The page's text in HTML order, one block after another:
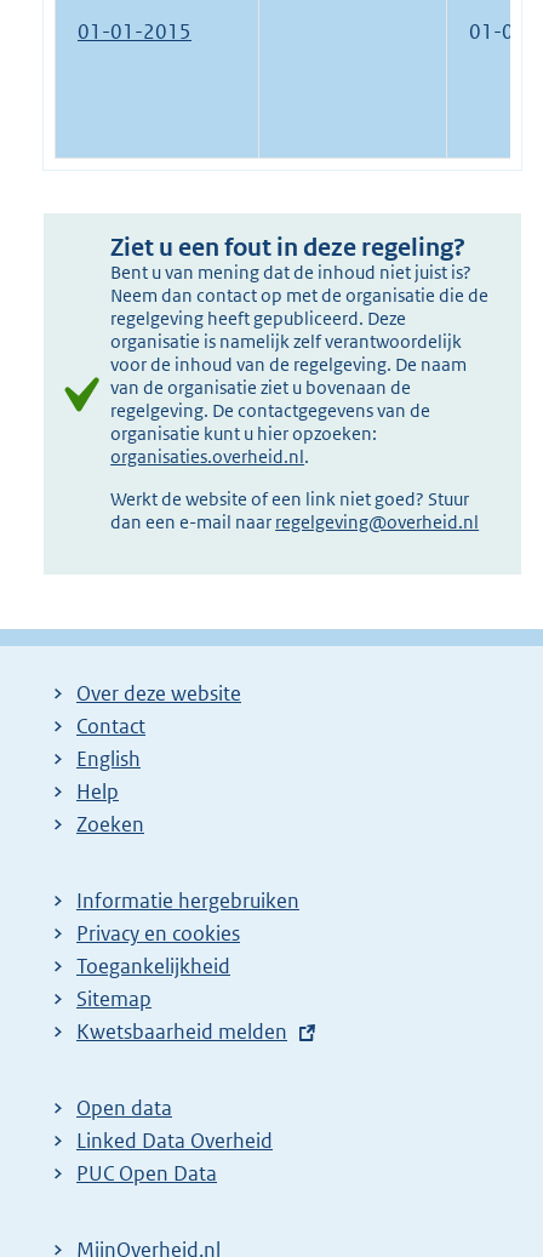
01-01-2015 01-01-
Ziet u een fout in deze regeling?
Bent u van mening dat de inhoud niet juist is?
Neem dan contact op met de organisatie die de
regelgeving heeft gepubliceerd. Deze
organisatie is namelijk zelf verantwoordelijk
voor de inhoud van de regelgeving. De naam
van de organisatie ziet u bovenaan de
regelgeving. De contactgegevens van de
organisatie kunt u hier opzoeken:
organisaties.overheid.nl.
Werkt de website of een link niet goed? Stuur
dan een e-mail naar regelgeving@overheid.nl
Over deze website
Contact
English
Help
Zoeken
Informatie hergebruiken
Privacy en cookies
Toegankelijkheid
Sitemap
E
t
e
r
Kwetsbaarheid melden
Open data
Linked Data Overheid
PUC Open Data
MijnOverheid.nl